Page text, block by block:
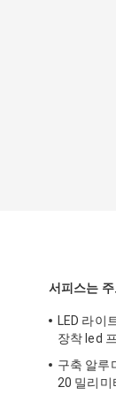
서피스는
LED 라이
장착 led
구축 알루
20 밀리미